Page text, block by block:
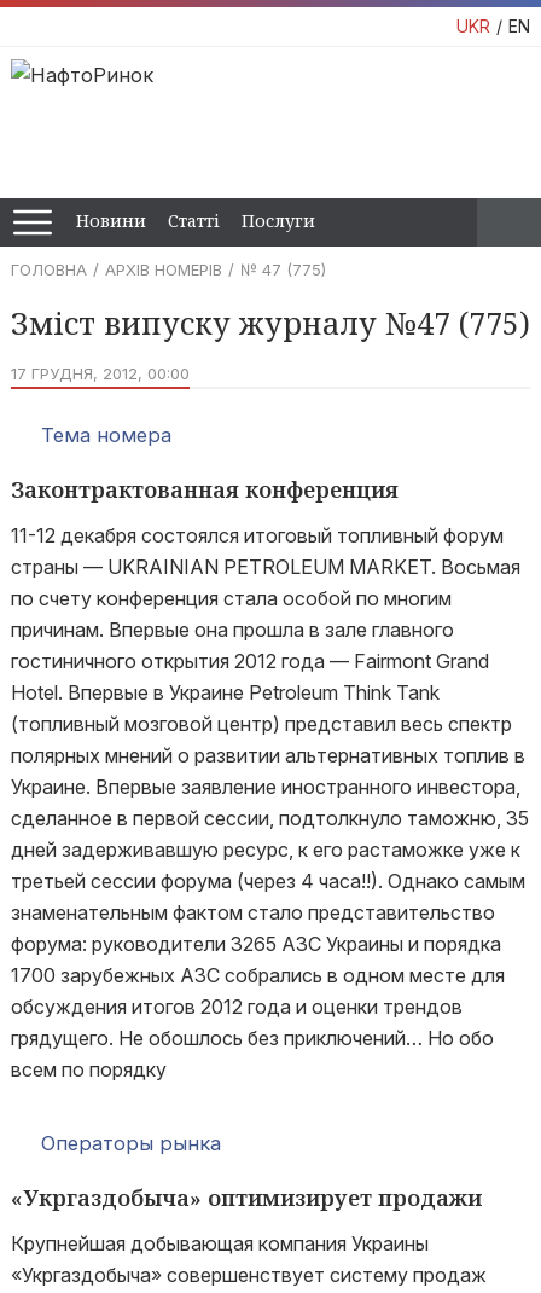
UKR EN
Новини Статті Послуги
ГОЛОВНА АРХІВ НОМЕРІВ № 47 (775)
Зміст випуску журналу №47 (775)
17 ГРУДНЯ, 2012, 00:00
Тема номера
Законтрактованная конференция
11-12 декабря состоялся итоговый топливный форум
страны — UKRAINIAN PETROLEUM MARKET. Восьмая
по счету конференция стала особой по многим
причинам. Впервые она прошла в зале главного
гостиничного открытия 2012 года — Fairmont Grand
Hotel. Впервые в Украине Petroleum Think Tank
(топливный мозговой центр) представил весь спектр
полярных мнений о развитии альтернативных топлив в
Украине. Впервые заявление иностранного инвестора,
сделанное в первой сессии, подтолкнуло таможню, 35
дней задерживавшую ресурс, к его растаможке уже к
третьей сессии форума (через 4 часа!!). Однако самым
знаменательным фактом стало представительство
форума: руководители 3265 АЗС Украины и порядка
1700 зарубежных АЗС собрались в одном месте для
обсуждения итогов 2012 года и оценки трендов
грядущего. Не обошлось без приключений… Но обо
всем по порядку
Операторы рынка
«Укргаздобыча» оптимизирует продажи
Крупнейшая добывающая компания Украины
«Укргаздобыча» совершенствует систему продаж